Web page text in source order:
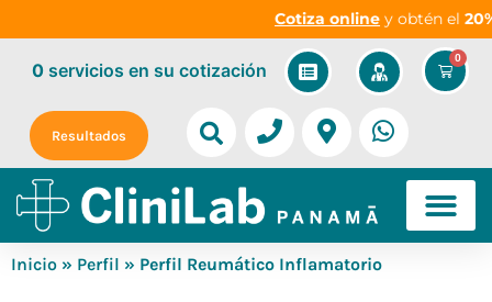
Cotiza onliney obtén el20%
0
0servicios en su cotización
Resultados
Inicio » Perfil » Perfil Reumático Inflamatorio